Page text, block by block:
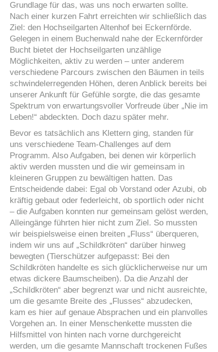
Grundlage für das, was uns noch erwarten sollte.
Nach einer kurzen Fahrt erreichten wir schließlich das
Ziel: den Hochseilgarten Altenhof bei Eckernförde.
Gelegen in einem Buchenwald nahe der Eckernförder
Bucht bietet der Hochseilgarten unzählige
Möglichkeiten, aktiv zu werden – unter anderem
verschiedene Parcours zwischen den Bäumen in teils
schwindelerregenden Höhen, deren Anblick bereits bei
unserer Ankunft für Gefühle sorgte, die das gesamte
Spektrum von erwartungsvoller Vorfreude über „Nie im
Leben!“ abdeckten. Doch dazu später mehr.
Bevor es tatsächlich ans Klettern ging, standen für
uns verschiedene Team-Challenges auf dem
Programm. Also Aufgaben, bei denen wir körperlich
aktiv werden mussten und die wir gemeinsam in
kleineren Gruppen zu bewältigen hatten. Das
Entscheidende dabei: Egal ob Vorstand oder Azubi, ob
kräftig gebaut oder federleicht, ob sportlich oder nicht
– die Aufgaben konnten nur gemeinsam gelöst werden,
Alleingänge führten hier nicht zum Ziel. So mussten
wir beispielsweise einen breiten „Fluss“ überqueren,
indem wir uns auf „Schildkröten“ darüber hinweg
bewegten (Tierschützer aufgepasst: Bei den
Schildkröten handelte es sich glücklicherweise nur um
etwas dickere Baumscheiben). Da die Anzahl der
„Schildkröten“ aber begrenzt war und nicht ausreichte,
um die gesamte Breite des „Flusses“ abzudecken,
kam es hier auf genaue Absprachen und ein planvolles
Vorgehen an. In einer Menschenkette mussten die
Hilfsmittel von hinten nach vorne durchgereicht
werden, um die gesamte Mannschaft trockenen Fußes